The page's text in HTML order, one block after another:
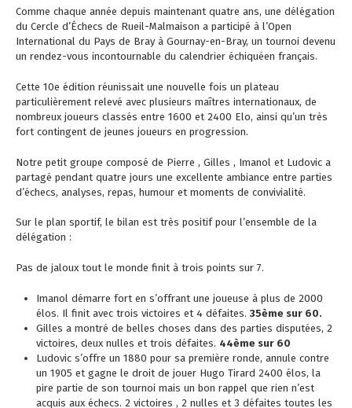
Comme chaque année depuis maintenant quatre ans, une délégation
du Cercle d’Échecs de Rueil-Malmaison a participé à l’Open
International du Pays de Bray à Gournay-en-Bray, un tournoi devenu
un rendez-vous incontournable du calendrier échiquéen français.
Cette 10e édition réunissait une nouvelle fois un plateau
particulièrement relevé avec plusieurs maîtres internationaux, de
nombreux joueurs classés entre 1600 et 2400 Elo, ainsi qu’un très
fort contingent de jeunes joueurs en progression.
Notre petit groupe composé de Pierre , Gilles , Imanol et Ludovic a
partagé pendant quatre jours une excellente ambiance entre parties
d’échecs, analyses, repas, humour et moments de convivialité.
Sur le plan sportif, le bilan est très positif pour l’ensemble de la
délégation :
Pas de jaloux tout le monde finit à trois points sur 7.
Imanoldémarre fort en s’offrant une joueuse à plus de 2000
élos. Il finit avec trois victoires et 4 défaites.35ème sur 60.
Gillesa montré de belles choses dans des parties disputées, 2
victoires, deux nulles et trois défaites. 44ème sur 60
Ludovic s’offre un 1880 pour sa première ronde, annule contre
un 1905 et gagne le droit de jouer Hugo Tirard 2400 élos, la
pire partie de son tournoi mais un bon rappel que rien n’est
acquis aux échecs. 2 victoires , 2 nulles et 3 défaites toutes les